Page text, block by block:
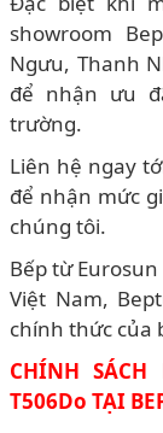
showroom
Ngưu, Thanh
để nhận ưu
trường.
Liên hệ ngay
để nhận mức
chúng tôi.
Bếp từ
Việt Nam,
chính thức của
CHÍNH
T506Do TẠI